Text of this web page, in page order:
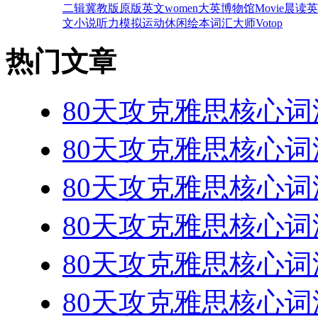
二辑冀教版 原版英文women大英博物馆Movie晨读
文小说听力模拟运动休闲绘本词汇大师Votop
热门文章
80天攻克雅思核心
80天攻克雅思核心
80天攻克雅思核心
80天攻克雅思核心
80天攻克雅思核心
80天攻克雅思核心